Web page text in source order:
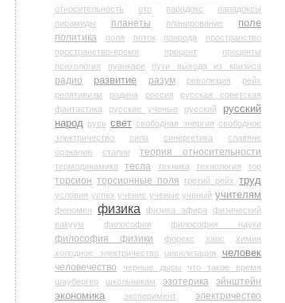
относительность
ото парадокс
парадоксы
пирамиды
планеты планирование
поле
политика
поля поток природа
пространство
пространство-время
процент
проценты
психология
пуанкаре пути выхода из кризиса
радио развитие разум революция
рейх
релятивизм
родина россия
русская советская
фантастика
русские ученые русский
русский
народ русь свет свободная энергия свободное
электричество
сила синергетика
славяне
сознание
сталин теория относительности
термодинамика тесла техника технология тор
торсион торсионные поля третий рейх труд
условия успех учение ученые ученый учителям
феномен физика физика эфира
физический
вакуум
философия философия науки
философия физики форекс хаос
химия
холодное электричество
цивилизация человек
человечество черные дыры
что такое время
шаубергер
школьникам эзотерика
эйнштейн
экономика
эксперимент электричество